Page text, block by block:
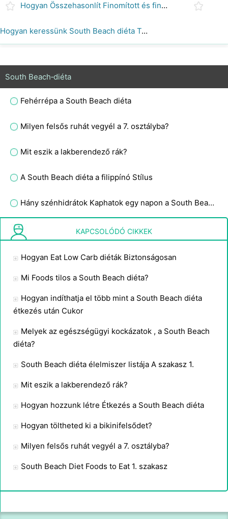
Hogyan Összehasonlít Finomított és finomítatlan szénhidrátok
Hogyan keressünk South Beach diéta Támogató csoportok
South Beach‑diéta
Fehérrépa a South Beach diéta
Milyen felsős ruhát vegyél a 7. osztályba?
Mit eszik a lakberendező rák?
A South Beach diéta a filippínó Stílus
Hány szénhidrátok Kaphatok egy napon a South Beach diéta?
South Beach Diet TippekKAPCSOLÓDÓ CIKKEK
Hogyan Eat Low Carb diéták Biztonságosan
Mi Foods tilos a South Beach diéta?
Hogyan indíthatja el több mint a South Beach diéta
étkezés után Cukor
Melyek az egészségügyi kockázatok , a South Beach
diéta?
South Beach diéta élelmiszer listája A szakasz 1.
Mit eszik a lakberendező rák?
Hogyan hozzunk létre Étkezés a South Beach diéta
Hogyan töltheted ki a bikinifelsődet?
Milyen felsős ruhát vegyél a 7. osztályba?
South Beach Diet Foods to Eat 1. szakasz